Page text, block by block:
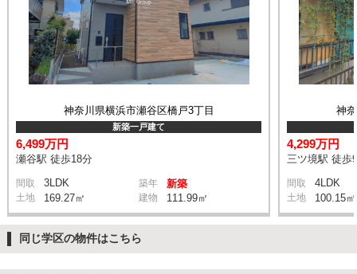
神奈川県横浜市瀬谷区橋戸3丁目
新築一戸建て
6,499万円
瀬谷駅 徒歩18分
間取 3LDK 築年 新築
土地 169.27㎡ 建物 111.99㎡
神
4,299万円
三ツ境駅 徒歩
間取 4LDK
土地 100.15㎡
同じ学区の物件はこちら